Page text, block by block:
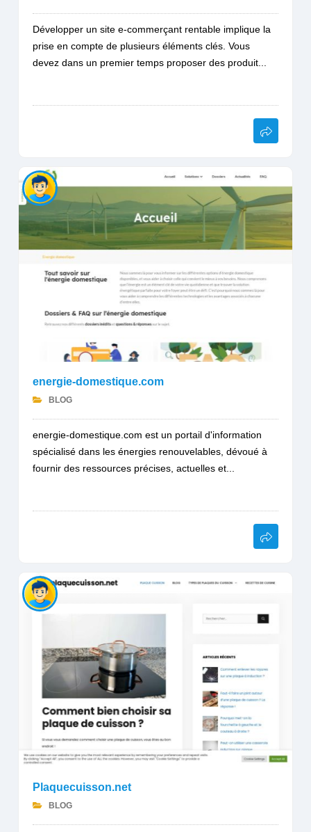
Développer un site e-commerçant rentable implique la
prise en compte de plusieurs éléments clés. Vous
devez dans un premier temps proposer des produit...
energie-domestique.com
BLOG
energie-domestique.com est un portail d'information
spécialisé dans les énergies renouvelables, dévoué à
fournir des ressources précises, actuelles et...
Plaquecuisson.net
BLOG